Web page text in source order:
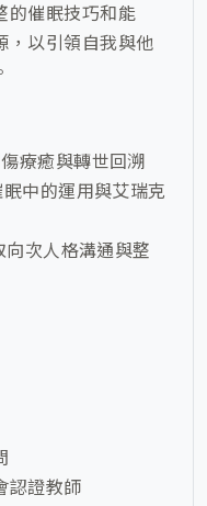
的催眠技巧和能
，以引領自我與他
療癒與轉世回溯
中的運用與艾瑞克
次人格溝通與整
認證教師